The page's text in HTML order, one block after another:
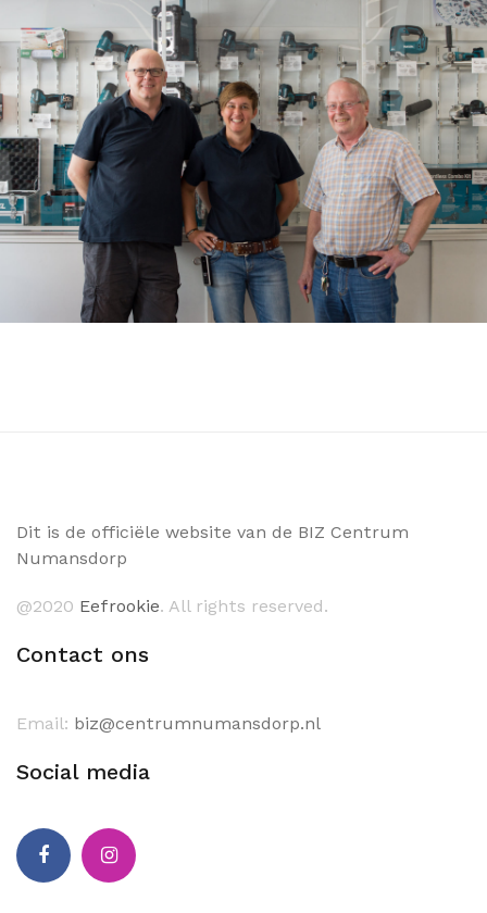
Dit is de officiële website van de BIZ Centrum
Numansdorp
@2020 Eefrookie. All rights reserved.
Contact ons
Email: biz@centrumnumansdorp.nl
Social media